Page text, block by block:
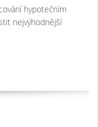
hypotečním
nejvýhodnější